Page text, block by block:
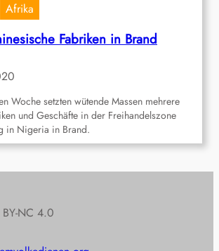
Afrika
Fabriken in Brand
Woche setzten wütende Massen mehrere
und Geschäfte in der Freihandelszone
in Nigeria in Brand.
NC 4.0